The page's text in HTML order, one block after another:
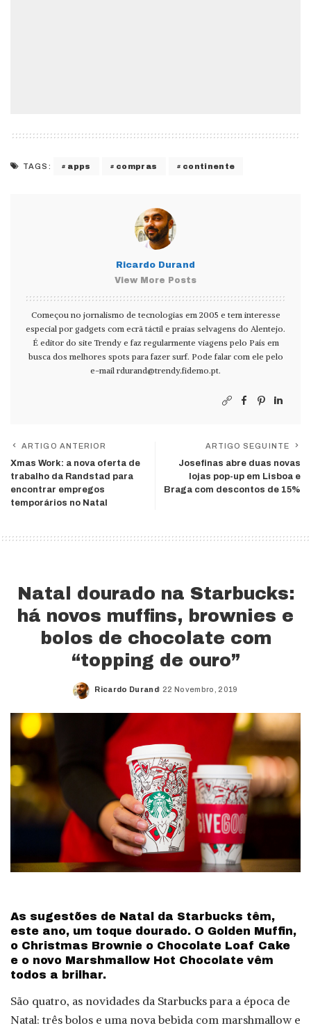
TAGS: apps compras continente
Ricardo Durand
View More Posts
Começou no jornalismo de tecnologias em 2005 e tem interesse
especial por gadgets com ecrã táctil e praias selvagens do Alentejo.
É editor do site Trendy e faz regularmente viagens pelo País em
busca dos melhores spots para fazer surf. Pode falar com ele pelo
e-mail rdurand@trendy.fidemo.pt.
ARTIGO ANTERIOR
Xmas Work: a nova oferta de
trabalho da Randstad para
encontrar empregos
temporários no Natal
ARTIGO SEGUINTE
Josefinas abre duas novas
lojas pop-up em Lisboa e
Braga com descontos de 15%
Natal dourado na Starbucks:
há novos muffins, brownies e
bolos de chocolate com
“topping de ouro”
Posted
Ricardo Durand 22 Novembro, 2019
As sugestões de Natal da Starbucks têm,
este ano, um toque dourado. O Golden Muffin,
o Christmas Brownie o Chocolate Loaf Cake
e o novo Marshmallow Hot Chocolate vêm
todos a brilhar.
São quatro, as novidades da Starbucks para a época de
Natal: três bolos e uma nova bebida com marshmallow e